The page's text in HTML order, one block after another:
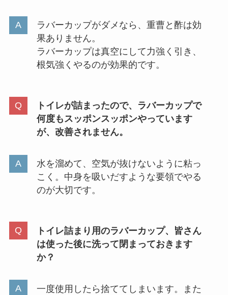
ラバーカップがダメなら、重曹と酢は効
果ありません。
ラバーカップは真空にして力強く引き、
根気強くやるのが効果的です。
トイレが詰まったので、ラバーカップで
何度もスッポンスッポンやっています
が、改善されません。
水を溜めて、空気が抜けないように粘っ
こく。中身を吸いだすような要領でやる
のが大切です。
トイレ詰まり用のラバーカップ、皆さん
は使った後に洗って閉まっておきます
か？
一度使用したら捨ててしまいます。また